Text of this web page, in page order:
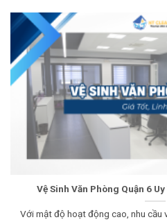
Vệ Sinh Văn Phòng Quận 6
Với mật độ hoạt động cao, nhu cầu